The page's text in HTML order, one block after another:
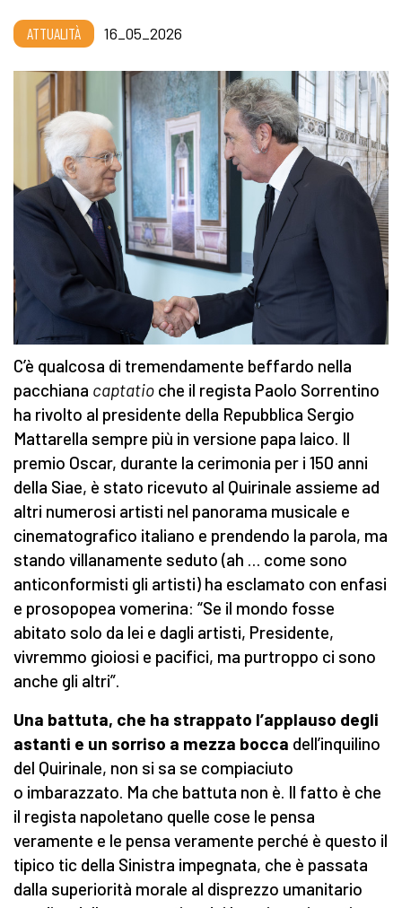
ATTUALITÀ 16_05_2026
C’è qualcosa di tremendamente beffardo nella
pacchiana captatio che il regista Paolo Sorrentino
ha rivolto al presidente della Repubblica Sergio
Mattarella sempre più in versione papa laico. Il
premio Oscar, durante la cerimonia per i 150 anni
della Siae, è stato ricevuto al Quirinale assieme ad
altri numerosi artisti nel panorama musicale e
cinematografico italiano e prendendo la parola, ma
stando villanamente seduto (ah … come sono
anticonformisti gli artisti) ha esclamato con enfasi
e prosopopea vomerina: “Se il mondo fosse
abitato solo da lei e dagli artisti, Presidente,
vivremmo gioiosi e pacifici, ma purtroppo ci sono
anche gli altri”.
Una battuta, che ha strappato l’applauso degli
astanti e un sorriso a mezza bocca dell’inquilino
del Quirinale, non si sa se compiaciuto
o imbarazzato. Ma che battuta non è. Il fatto è che
il regista napoletano quelle cose le pensa
veramente e le pensa veramente perché è questo il
tipico tic della Sinistra impegnata, che è passata
dalla superiorità morale al disprezzo umanitario